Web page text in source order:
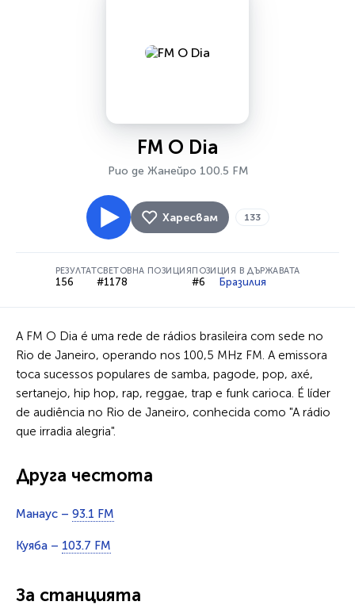
FM O Dia
Рио де Жанейро 100.5 FM
Харесвам 133
РЕЗУЛТАТ
156
СВЕТОВНА ПОЗИЦИЯ
#1178
ПОЗИЦИЯ В ДЪРЖАВАТА
#6 Бразилия
A FM O Dia é uma rede de rádios brasileira com sede no
Rio de Janeiro, operando nos 100,5 MHz FM. A emissora
toca sucessos populares de samba, pagode, pop, axé,
sertanejo, hip hop, rap, reggae, trap e funk carioca. É líder
de audiência no Rio de Janeiro, conhecida como "A rádio
que irradia alegria".
Друга честота
Манаус – 93.1 FM
Куяба – 103.7 FM
За станцията